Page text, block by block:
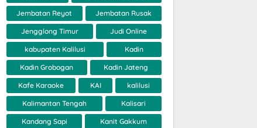
Jembatan Reyot Jembatan Rusak
Jengglong Timur Judi Online
kabupaten Kalilusi Kadin
Kadin Grobogan Kadin Jateng
Kafe Karaoke KAI kalilusi
Kalimantan Tengah Kalisari
Kandang Sapi Kanit Gakkum